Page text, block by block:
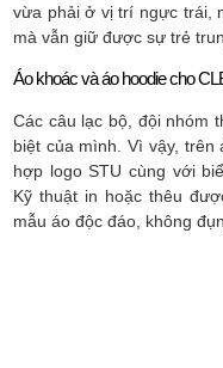
vừa phải ở vị trí ngực trái,
mà vẫn giữ được sự trẻ
Áo khoác và áo hoodie cho
Các câu lạc bộ, đội nhóm
biệt của mình. Vì vậy,
hợp logo STU cùng với
Kỹ thuật in hoặc thêu
mẫu áo độc đáo, không